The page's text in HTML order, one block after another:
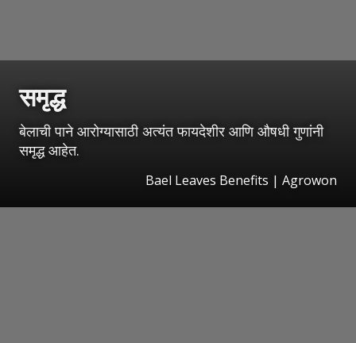
समृद्ध
बेलाची पाने आरोग्यासाठी अत्यंत फायदेशीर आणि औषधी गुणांनी
समृद्ध आहेत.
Bael Leaves Benefits | Agrowon